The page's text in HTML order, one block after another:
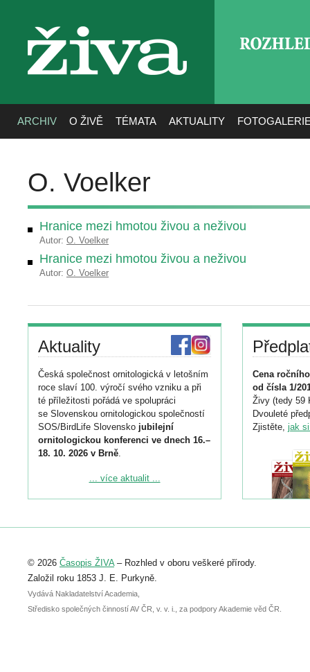
živa
ARCHIV O ŽIVĚ TÉMATA AKTUALITY
O. Voelker
Hranice mezi hmotou živou a neživou
Autor: O. Voelker
Hranice mezi hmotou živou a neživou
Autor: O. Voelker
Aktuality
Česká společnost ornitologická v letošním
roce slaví 100. výročí svého vzniku a při
té příležitosti pořádá ve spolupráci
se Slovenskou ornitologickou společností
SOS/BirdLife Slovensko jubilejní
ornitologickou konferenci ve dnech 16.–
18. 10. 2026 v Brně.
Podrobnější informace ke konferenci
Registrovat se můžete do 6. září.
abstraktu přihlášené přednášky nebo
posteru je už 30. června.
... více aktualit ...
Cena
od čísla 1/
Živy (tedy 59
Dvouleté
Zjistěte, jak
© 2026 Časopis ŽIVA– Rozhled v oboru veškeré přírody.
Založil roku 1853 J. E. Purkyně.
Vydává Nakladatelství Academia,
Středisko společných činností AV ČR, v. v. i., za podpory Akademie věd ČR.